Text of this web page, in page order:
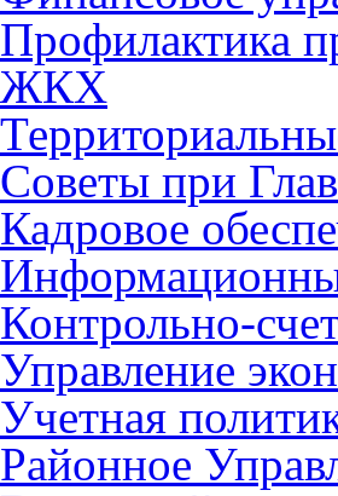
Профилактика
ЖКХ
Советы при
Кадровое
Контрольно-
Управление
Учетная
Районное